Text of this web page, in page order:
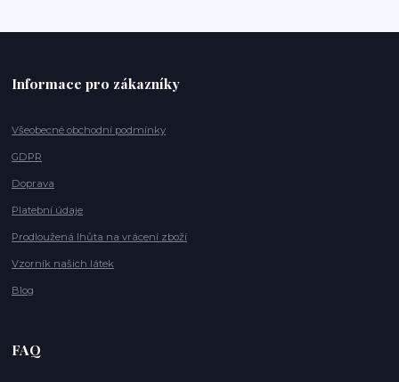
Informace pro zákazníky
Všeobecné obchodní podmínky
GDPR
Doprava
Platební údaje
Prodloužená lhůta na vrácení zboží
Vzorník našich látek
Blog
FAQ